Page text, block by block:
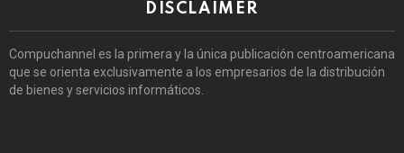
DISCLAIMER
Compuchannel es la primera y la única publicación centroamericana
que se orienta exclusivamente a los empresarios de la distribución
de bienes y servicios informáticos.